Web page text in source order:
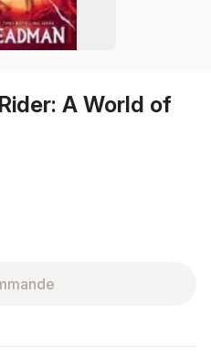
A World of